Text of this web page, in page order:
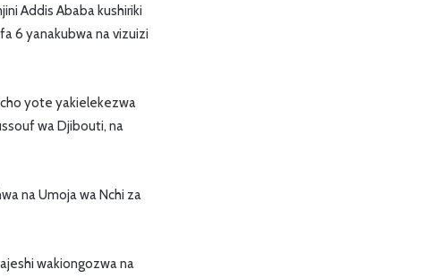
Addis Ababa kushiriki
6 yanakubwa na vizuizi
yote yakielekezwa
wa Djibouti, na
na Umoja wa Nchi za
wakiongozwa na